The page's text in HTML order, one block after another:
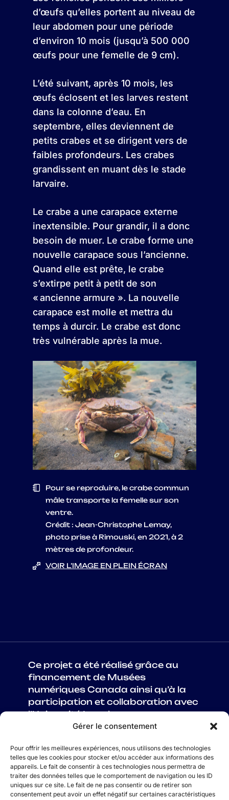
Gérer le consentement
Pour offrir les meilleures expériences, nous utilisons des technologies
telles que les cookies pour stocker et/ou accéder aux informations des
appareils. Le fait de consentir à ces technologies nous permettra de
traiter des données telles que le comportement de navigation ou les ID
uniques sur ce site. Le fait de ne pas consentir ou de retirer son
consentement peut avoir un effet négatif sur certaines caractéristiques
d’œufs qu’elles portent au niveau de
leur abdomen pour une période
d’environ 10 mois (jusqu’à 500 000
œufs pour une femelle de 9 cm).
L’été suivant, après 10 mois, les
œufs éclosent et les larves restent
dans la colonne d’eau. En
septembre, elles deviennent de
petits crabes et se dirigent vers de
faibles profondeurs. Les crabes
grandissent en muant dès le stade
larvaire.
Le crabe a une carapace externe
inextensible. Pour grandir, il a donc
besoin de muer. Le crabe forme une
nouvelle carapace sous l’ancienne.
Quand elle est prête, le crabe
s’extirpe petit à petit de son
« ancienne armure ». La nouvelle
carapace est molle et mettra du
temps à durcir. Le crabe est donc
très vulnérable après la mue.
Pour se reproduire, le crabe commun
mâle transporte la femelle sur son
ventre.
Crédit : Jean-Christophe Lemay,
photo prise à Rimouski, en 2021, à 2
mètres de profondeur.
VOIR L’IMAGE EN PLEIN ÉCRAN
Ce projet a été réalisé grâce au
financement de Musées
numériques Canada ainsi qu’à la
participation et collaboration avec
l’Université Laval.
À PROPOS
CRÉDITS